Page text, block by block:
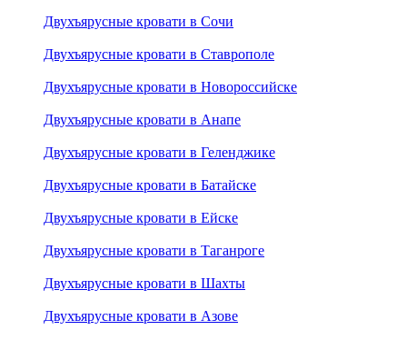
Двухъярусные кровати в Сочи
Двухъярусные кровати в Ставрополе
Двухъярусные кровати в Новороссийске
Двухъярусные кровати в Анапе
Двухъярусные кровати в Геленджике
Двухъярусные кровати в Батайске
Двухъярусные кровати в Ейске
Двухъярусные кровати в Таганроге
Двухъярусные кровати в Шахты
Двухъярусные кровати в Азове